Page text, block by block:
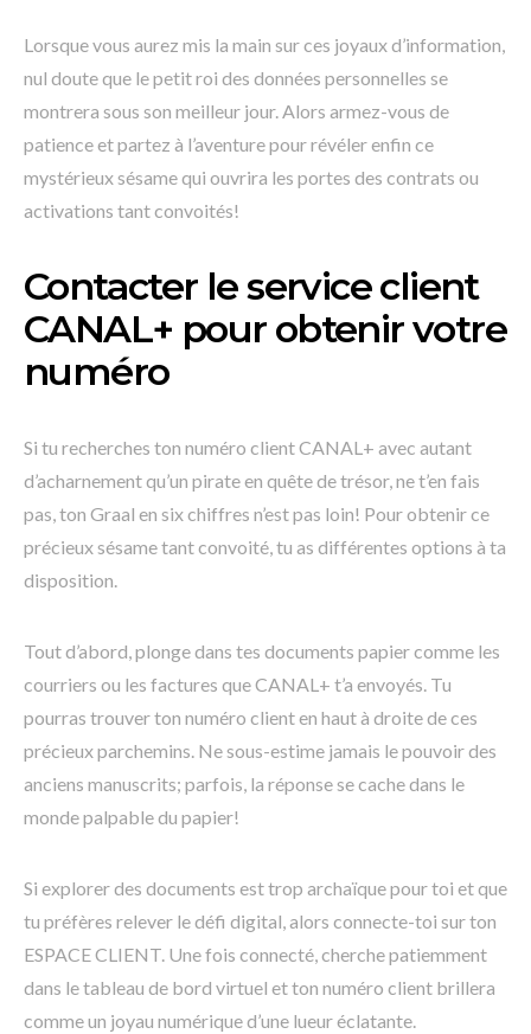
Lorsque vous aurez mis la main sur ces joyaux d’information,
nul doute que le petit roi des données personnelles se
montrera sous son meilleur jour. Alors armez-vous de
patience et partez à l’aventure pour révéler enfin ce
mystérieux sésame qui ouvrira les portes des contrats ou
activations tant convoités!
Contacter le service client
CANAL+ pour obtenir votre
numéro
Si tu recherches ton numéro client CANAL+ avec autant
d’acharnement qu’un pirate en quête de trésor, ne t’en fais
pas, ton Graal en six chiffres n’est pas loin! Pour obtenir ce
précieux sésame tant convoité, tu as différentes options à ta
disposition.
Tout d’abord, plonge dans tes documents papier comme les
courriers ou les factures que CANAL+ t’a envoyés. Tu
pourras trouver ton numéro client en haut à droite de ces
précieux parchemins. Ne sous-estime jamais le pouvoir des
anciens manuscrits; parfois, la réponse se cache dans le
monde palpable du papier!
Si explorer des documents est trop archaïque pour toi et que
tu préfères relever le défi digital, alors connecte-toi sur ton
ESPACE CLIENT. Une fois connecté, cherche patiemment
dans le tableau de bord virtuel et ton numéro client brillera
comme un joyau numérique d’une lueur éclatante.